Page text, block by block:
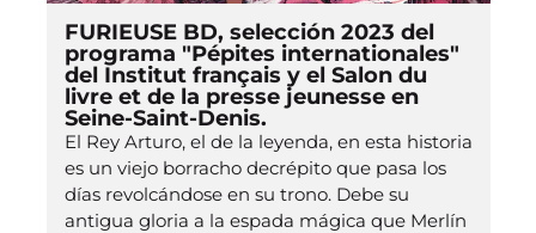
FURIEUSE BD, selección 2023 del
programa "Pépites internationales"
del Institut français y el Salon du
livre et de la presse jeunesse en
Seine-Saint-Denis.
El Rey Arturo, el de la leyenda, en esta historia
es un viejo borracho decrépito que pasa los
días revolcándose en su trono. Debe su
antigua gloria a la espada mágica que Merlín